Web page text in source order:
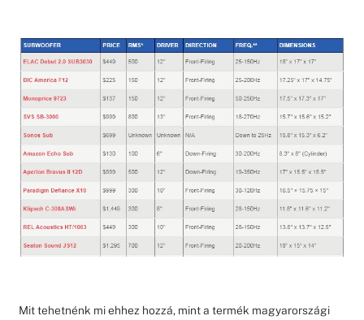
Mit tehetnénk mi ehhez hozzá, mint a termék magyarországi